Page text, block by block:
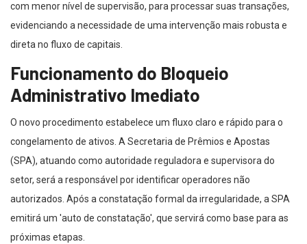
com menor nível de supervisão, para processar suas transações,
evidenciando a necessidade de uma intervenção mais robusta e
direta no fluxo de capitais.
Funcionamento do Bloqueio
Administrativo Imediato
O novo procedimento estabelece um fluxo claro e rápido para o
congelamento de ativos. A Secretaria de Prêmios e Apostas
(SPA), atuando como autoridade reguladora e supervisora do
setor, será a responsável por identificar operadores não
autorizados. Após a constatação formal da irregularidade, a SPA
emitirá um 'auto de constatação', que servirá como base para as
próximas etapas.